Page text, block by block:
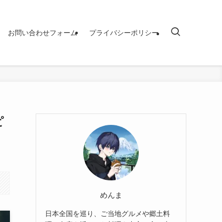
お問い合わせフォーム プライバシーポリシー
めんま
日本全国を巡り、ご当地グルメや郷土料